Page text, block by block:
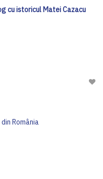
cu istoricul Matei Cazacu